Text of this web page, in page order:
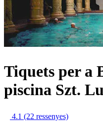
Tiquets per a
piscina Szt.
4.1 (22 ressenyes)